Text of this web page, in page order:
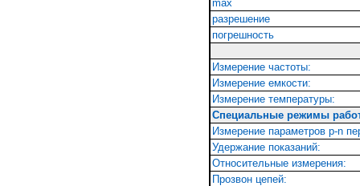
max
разрешение
погрешность
Измерение частоты:
Измерение емкости:
Измерение температуры:
Специальные режимы
Измерение параметров p-n
Удержание показаний:
Относительные измерения:
Прозвон цепей: